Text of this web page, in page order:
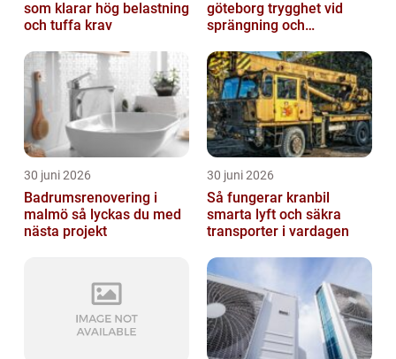
som klarar hög belastning
och tuffa krav
göteborg trygghet vid
sprängning och
30 juni 2026
Badrumsrenovering i
malmö så lyckas du med
nästa projekt
30 juni 2026
Så fungerar kranbil
smarta lyft och säkra
transporter i vardagen